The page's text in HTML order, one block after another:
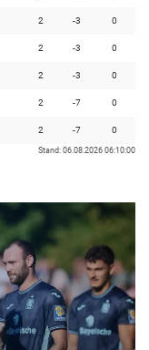
2 -3 0
2 -3 0
2 -3 0
2 -7 0
2 -7 0
Stand: 06.08.2026 06:10:00